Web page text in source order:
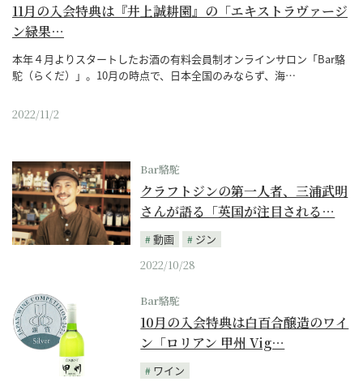
11月の入会特典は『井上誠耕園』の「エキストラヴァージ
ン緑果…
本年４月よりスタートしたお酒の有料会員制オンラインサロン「Bar駱
駝（らくだ）」。10月の時点で、日本全国のみならず、海…
2022/11/2
Bar駱駝
クラフトジンの第一人者、三浦武明
さんが語る「英国が注目される…
動画
ジン
2022/10/28
Bar駱駝
10月の入会特典は白百合醸造のワイ
ン「ロリアン 甲州 Vig…
ワイン